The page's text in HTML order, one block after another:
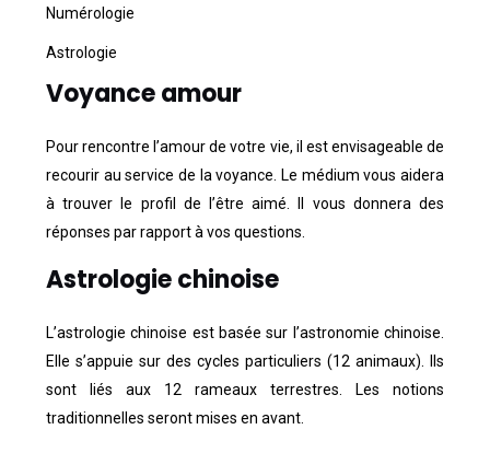
Numérologie
Astrologie
Voyance amour
Pour rencontre l’amour de votre vie, il est envisageable de
recourir au service de la voyance. Le médium vous aidera
à trouver le profil de l’être aimé. Il vous donnera des
réponses par rapport à vos questions.
Astrologie chinoise
L’astrologie chinoise est basée sur l’astronomie chinoise.
Elle s’appuie sur des cycles particuliers (12 animaux). Ils
sont liés aux 12 rameaux terrestres. Les notions
traditionnelles seront mises en avant.